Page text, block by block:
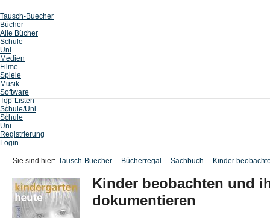
Tausch-Buecher
Bücher
Alle Bücher
Schule
Uni
Medien
Filme
Spiele
Musik
Software
Top-Listen
Schule/Uni
Schule
Uni
Registrierung
Login
Sie sind hier: Tausch-Buecher Bücherregal Sachbuch Kinder
Kinder beobachten und
dokumentieren